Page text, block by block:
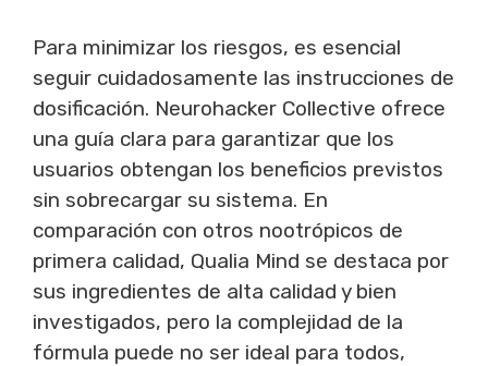
Para minimizar los riesgos, es esencial
seguir cuidadosamente las instrucciones de
dosificación. Neurohacker Collective ofrece
una guía clara para garantizar que los
usuarios obtengan los beneficios previstos
sin sobrecargar su sistema. En
comparación con otros nootrópicos de
primera calidad, Qualia Mind se destaca por
sus ingredientes de alta calidad y bien
investigados, pero la complejidad de la
fórmula puede no ser ideal para todos,